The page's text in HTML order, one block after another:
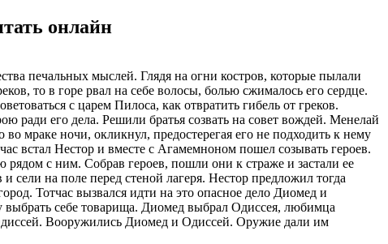
онлайн
печальных мыслей. Глядя на огни костров, которые пылали
то в горе рвал на себе волосы, болью сжималось его сердце.
с царем Пилоса, как отвратить гибель от греков.
ради его дела. Решили братья созвать на совет вождей. Менелай
мраке ночи, окликнул, предостерегая его не подходить к нему
встал Нестор и вместе с Агамемноном пошел созывать героев.
с ним. Собрав героев, пошли они к страже и застали ее
на поле перед стеной лагеря. Нестор предложил тогда
Тотчас вызвался идти на это опасное дело Диомед и
себе товарища. Диомед выбрал Одиссея, любимца
Вооружились Диомед и Одиссей. Оружие дали им